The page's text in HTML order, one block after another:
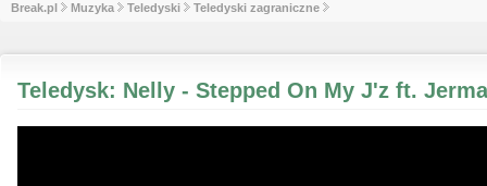
Break.pl Muzyka Teledyski Teledyski zagraniczne
Teledysk: Nelly - Stepped On My J'z ft.